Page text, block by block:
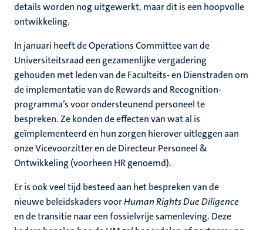
details worden nog uitgewerkt, maar dit is een hoopvolle
ontwikkeling.
In januari heeft de Operations Committee van de
Universiteitsraad een gezamenlijke vergadering
gehouden met leden van de Faculteits- en Dienstraden om
de implementatie van de Rewards and Recognition-
programma’s voor ondersteunend personeel te
bespreken. Ze konden de effecten van wat al is
geïmplementeerd en hun zorgen hierover uitleggen aan
onze Vicevoorzitter en de Directeur Personeel &
Ontwikkeling (voorheen HR genoemd).
Er is ook veel tijd besteed aan het bespreken van de
nieuwe beleidskaders voorHuman Rights Due Diligence
en de transitie naar een fossielvrije samenleving. Deze